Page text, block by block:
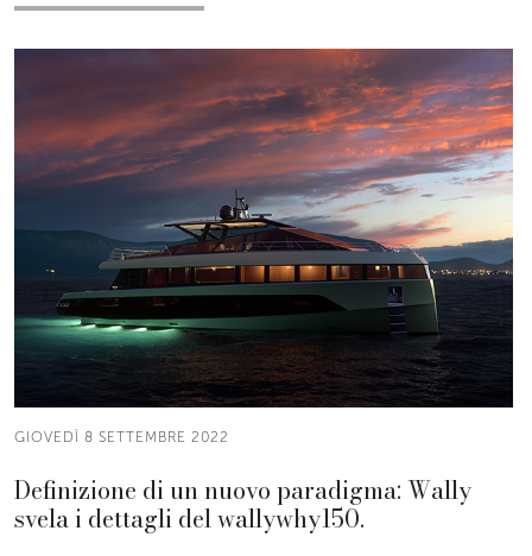
GIOVEDÌ 8 SETTEMBRE 2022
Definizione di un nuovo paradigma: Wally
svela i dettagli del wallywhy150.